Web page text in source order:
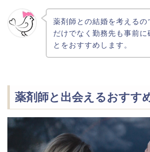
薬剤師との結婚を考えるの
だけでなく勤務先も事前に
とをおすすめします。
薬剤師と出会えるおすす